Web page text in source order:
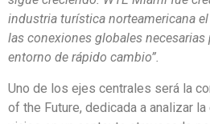
industria turística norteamericana
las conexiones globales necesarias
entorno de rápido cambio”.
Uno de los ejes centrales será la
of the Future, dedicada a analizar